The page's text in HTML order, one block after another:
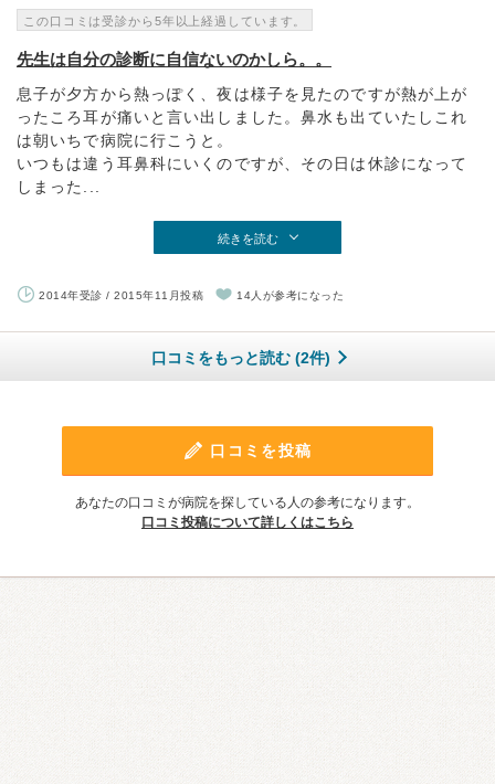
この口コミは受診から5年以上経過しています。
先生は自分の診断に自信ないのかしら。。
息子が夕方から熱っぽく、夜は様子を見たのですが熱が上が
ったころ耳が痛いと言い出しました。鼻水も出ていたしこれ
は朝いちで病院に行こうと。
いつもは違う耳鼻科にいくのですが、その日は休診になって
しまった...
続きを読む
2014年受診 / 2015年11月投稿 14人が参考になった
口コミをもっと読む (2件)
口コミを投稿
あなたの口コミが病院を探している人の参考になります。
口コミ投稿について詳しくはこちら